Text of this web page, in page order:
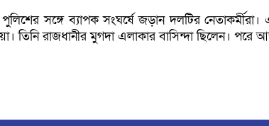
সঙ্গে ব্যাপক সংঘর্ষে জড়ান দলটির
তিনি রাজধানীর মুগদা এলাকার বাসিন্দা ছিলেন।